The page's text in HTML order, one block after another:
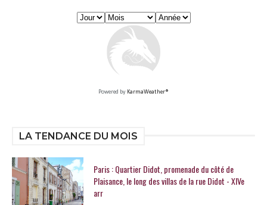
Powered by KarmaWeather®
LA TENDANCE DU MOIS
Paris : Quartier Didot, promenade du côté de
Plaisance, le long des villas de la rue Didot - XIVe
arr